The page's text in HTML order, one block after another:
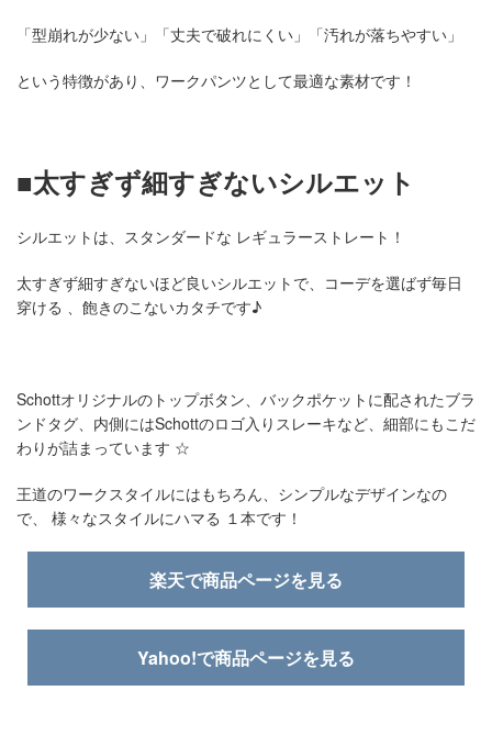
「型崩れが少ない」「丈夫で破れにくい」「汚れが落ちやすい」
という特徴があり、ワークパンツとして最適な素材です！
■太すぎず細すぎないシルエット
シルエットは、スタンダードな レギュラーストレート！
太すぎず細すぎないほど良いシルエットで、コーデを選ばず毎日
穿ける 、飽きのこないカタチです♪
Schottオリジナルのトップボタン、バックポケットに配されたブラ
ンドタグ、内側にはSchottのロゴ入りスレーキなど、細部にもこだ
わりが詰まっています ☆
王道のワークスタイルにはもちろん、シンプルなデザインなの
で、 様々なスタイルにハマる １本です！
楽天で商品ページを見る
Yahoo!で商品ページを見る